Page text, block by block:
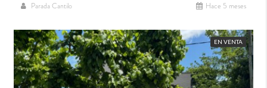
Parada Cantilo Hace 5 meses
EN VENTA